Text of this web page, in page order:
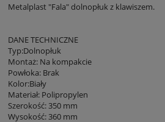
Metalplast "Fala" dolnopłuk z klawiszem.
DANE TECHNICZNE
Typ:Dolnopłuk
Montaż: Na kompakcie
Powłoka: Brak
Kolor:Biały
Materiał: Polipropylen
Szerokość: 350 mm
Wysokość: 360 mm